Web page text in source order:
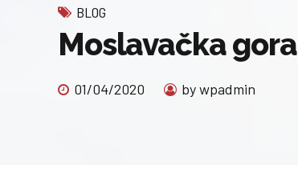
BLOG
Moslavačka gora
01/04/2020 by wpadmin